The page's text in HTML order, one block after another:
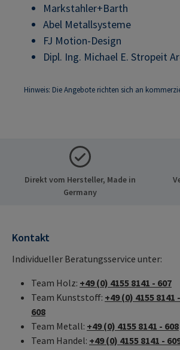
Markstahler+Barth
Abel Metallsysteme
FJ Motion-Design
Dipl. Ing. Michael E. Stropeit
Hinweis: Die Angebote richten sich an
Direkt vom Hersteller, Made in
Germany
Kontakt
Individueller Beratungsservice unter:
Team Holz: +49 (0) 4155 8141 - 607
Team Kunststoff: +49 (0) 4155 8141 -
608
Team Metall: +49 (0) 4155 8141 - 608
Team Handel: +49 (0) 4155 8141 -